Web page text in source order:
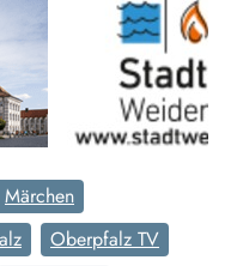
Märchen
Oberpfalz TV